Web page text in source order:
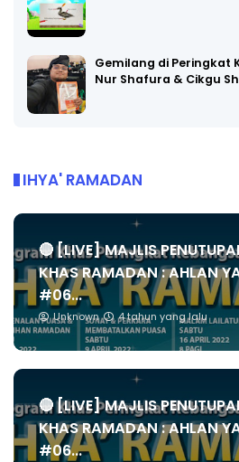
Gemilang di Peringkat
Nur Shafura & Cikgu
IHYA' RAMADAN
🔴 [LIVE] MAJLIS
KHAS RAMADAN : AHLAN
#06...
Unknown 4 tahun yang lalu
🔴 [LIVE] MAJLIS
KHAS RAMADAN : AHLAN
#06...